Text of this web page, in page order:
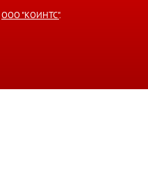
ООО "КОИНТС".